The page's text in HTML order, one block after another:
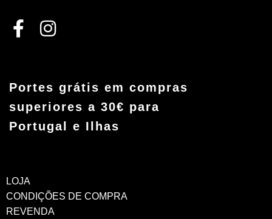
Portes grátis em compras
superiores a 30€ para
Portugal e Ilhas
LOJA
CONDIÇÕES DE COMPRA
REVENDA